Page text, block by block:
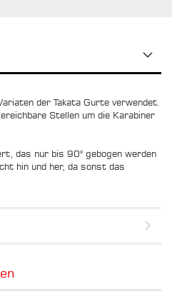
der Takata Gurte verwendet.
Stellen um die Karabiner
das nur bis 90° gebogen werden
hin und her, da sonst das